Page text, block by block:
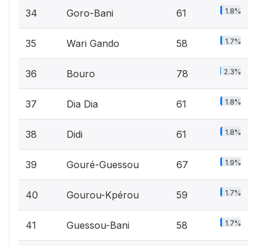
34 Goro-Bani 61 1.8%
35 Wari Gando 58 1.7%
36 Bouro 78 2.3%
37 Dia Dia 61 1.8%
38 Didi 61 1.8%
39 Gouré-Guessou 67 1.9%
40 Gourou-Kpérou 59 1.7%
41 Guessou-Bani 58 1.7%